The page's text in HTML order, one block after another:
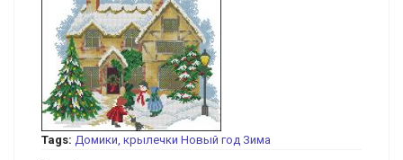
Tags: Домики, крылечки Новый год Зима